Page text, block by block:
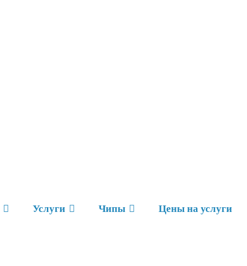
Услуги Чипы Цены на услуги